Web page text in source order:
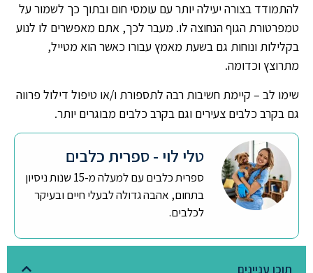
תוכן עניינים
להתמודד בצורה יעילה יותר עם עומסי חום ובתוך כך לשמור על
טמפרטורת הגוף הנחוצה לו. מעבר לכך, אתם מאפשרים לו לנוע
בקלילות ונוחות גם בשעת מאמץ עבורו כאשר הוא מטייל,
מתרוצץ וכדומה.
שימו לב – קיימת חשיבות רבה לתספורת ו/או טיפול דילול פרווה
גם בקרב כלבים צעירים וגם בקרב כלבים מבוגרים יותר.
טלי לוי - ספרית כלבים
ספרית כלבים עם למעלה מ-15 שנות ניסיון
בתחום, אהבה גדולה לבעלי חיים ובעיקר
לכלבים.